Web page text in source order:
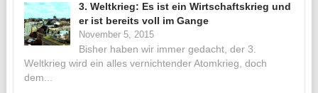
3. Weltkrieg: Es ist ein Wirtschaftskrieg und
er ist bereits voll im Gange
November 5, 2015
Bisher haben wir immer gedacht, der 3.
Weltkrieg wird ein alles vernichtender Atomkrieg, doch
dem...